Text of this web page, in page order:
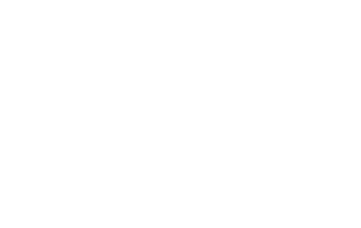
о сроках доставки